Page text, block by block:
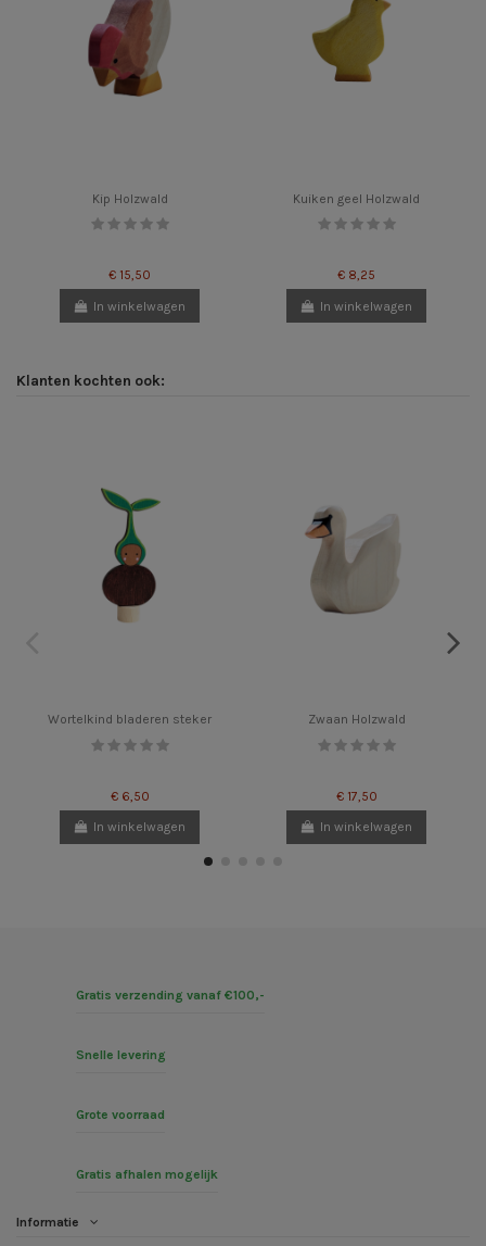
Kip Holzwald
€ 15,50
In winkelwagen
Kuiken geel Holzwald
€ 8,25
In winkelwagen
Klanten kochten ook:
Wortelkind bladeren steker
€ 6,50
In winkelwagen
Zwaan Holzwald
€ 17,50
In winkelwagen
Gratis verzending vanaf €100,-
Snelle levering
Grote voorraad
Gratis afhalen mogelijk
Informatie